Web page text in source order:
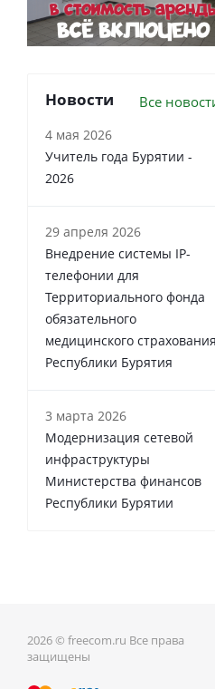
Новости Все
4 мая 2026
Учитель года Бурятии -
2026
29 апреля 2026
Внедрение системы IP-
телефонии для
Территориального фонда
обязательного
медицинского страхования
Республики Бурятия
3 марта 2026
Модернизация сетевой
инфраструктуры
Министерства финансов
Республики Бурятии
2026 © freecom.ru Все права
защищены